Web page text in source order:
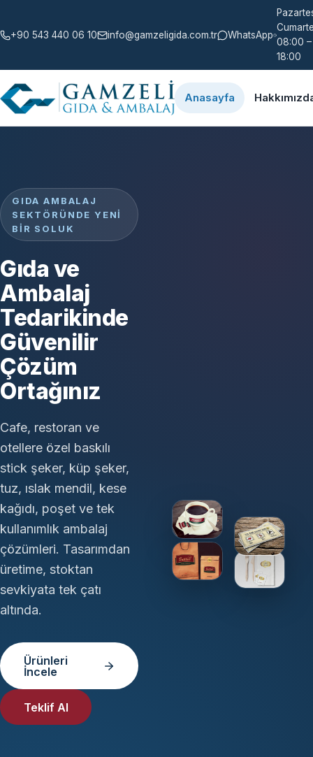
+90 543 440 06 10 info@gamzeligida.com.tr WhatsApp
08:00 –
18:00
Anasayfa
GIDA AMBALAJ
SEKTÖRÜNDE YENI
BIR SOLUK
Gıda ve
Ambalaj
Tedarikinde
Güvenilir
Çözüm
Ortağınız
Cafe, restoran ve
otellere özel baskılı
stick şeker, küp şeker,
tuz, ıslak mendil, kese
kağıdı, poşet ve tek
kullanımlık ambalaj
çözümleri. Tasarımdan
üretime, stoktan
sevkiyata tek çatı
altında.
Ürünleri
İncele
Teklif Al